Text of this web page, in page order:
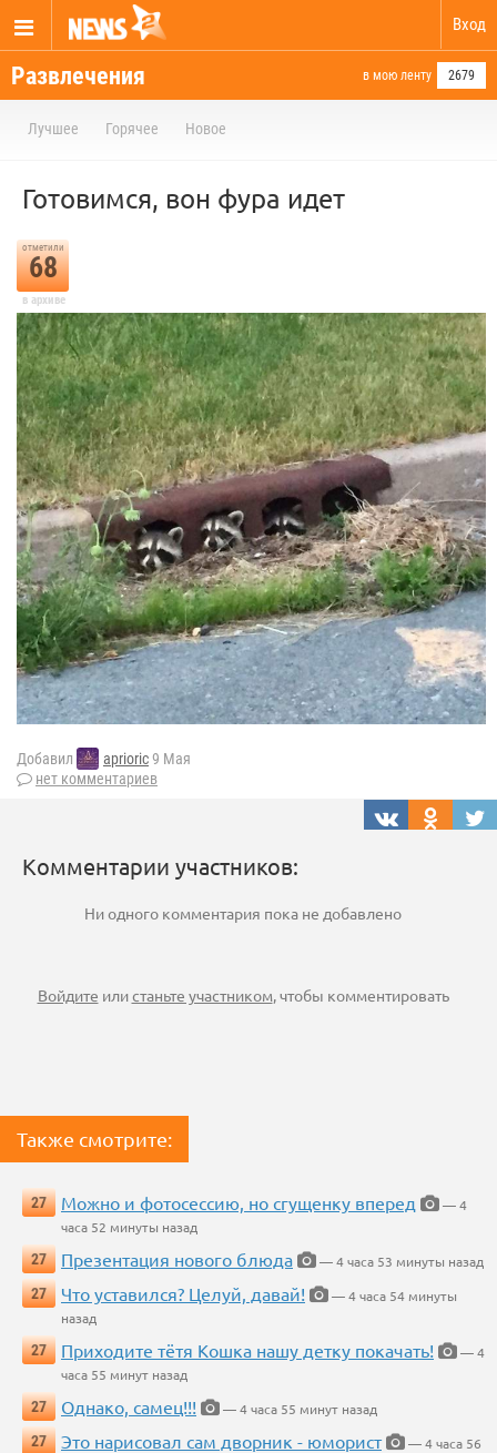
Вход
Развлечения в мою ленту 2679
Лучшее Горячее Новое
Готовимся, вон фура идет
отметили
68
в архиве
Добавил aprioric9 Мая
нет комментариев
Комментарии участников:
Ни одного комментария пока не добавлено
Войдите илистаньте участником , чтобы комментировать
Также смотрите:
27 Можно и фотосессию, но сгущенку вперед
— 4
часа 52 минуты назад
27
Презентация нового блюда
— 4 часа 53 минуты назад
27
Что уставился? Целуй, давай!
— 4 часа 54 минуты
назад
27
Приходите тётя Кошка нашу детку покачать!
— 4
часа 55 минут назад
27
Однако, самец!!!
— 4 часа 55 минут назад
27
Это нарисовал сам дворник - юморист
— 4 часа 56